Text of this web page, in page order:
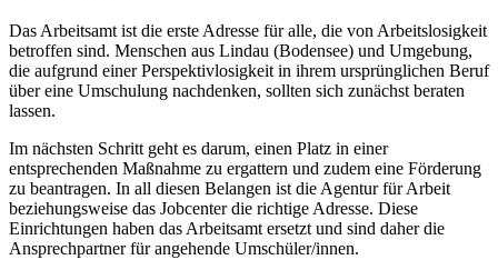
Das Arbeitsamt ist die erste Adresse für alle, die von Arbeitslosigkeit
betroffen sind. Menschen aus Lindau (Bodensee) und Umgebung,
die aufgrund einer Perspektivlosigkeit in ihrem ursprünglichen Beruf
über eine Umschulung nachdenken, sollten sich zunächst beraten
lassen.
Im nächsten Schritt geht es darum, einen Platz in einer
entsprechenden Maßnahme zu ergattern und zudem eine Förderung
zu beantragen. In all diesen Belangen ist die Agentur für Arbeit
beziehungsweise das Jobcenter die richtige Adresse. Diese
Einrichtungen haben das Arbeitsamt ersetzt und sind daher die
Ansprechpartner für angehende Umschüler/innen.